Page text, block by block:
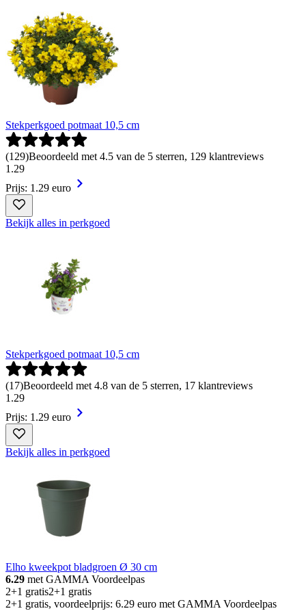
Stekperkgoed potmaat 10,5 cm
(129)Beoordeeld met 4.5 van de 5 sterren, 129 klantreviews
1 .29
Prijs: 1.29 euro
Bekijk alles in perkgoed
Stekperkgoed potmaat 10,5 cm
(17)Beoordeeld met 4.8 van de 5 sterren, 17 klantreviews
1 .29
Prijs: 1.29 euro
Bekijk alles in perkgoed
Elho kweekpot bladgroen Ø 30 cm
6.29 met GAMMA Voordeelpas
2+1 gratis2+1 gratis
2+1 gratis, voordeelprijs: 6.29 euro met GAMMA Voordeelpas